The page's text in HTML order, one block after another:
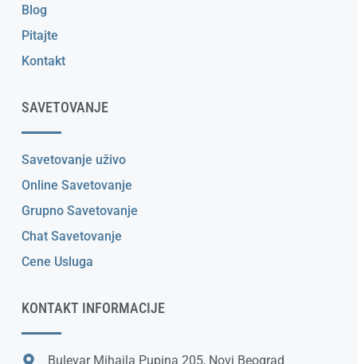
Blog
Pitajte
Kontakt
SAVETOVANJE
Savetovanje uživo
Online Savetovanje
Grupno Savetovanje
Chat Savetovanje
Cene Usluga
KONTAKT INFORMACIJE
Bulevar Mihajla Pupina 205, Novi Beograd